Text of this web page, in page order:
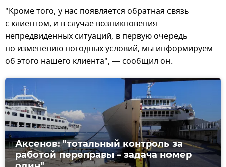
"Кроме того, у нас появляется обратная связь
с клиентом, и в случае возникновения
непредвиденных ситуаций, в первую очередь
по изменению погодных условий, мы информируем
об этого нашего клиента", — сообщил он.
Аксенов: "тотальный контроль за
работой переправы – задача номер